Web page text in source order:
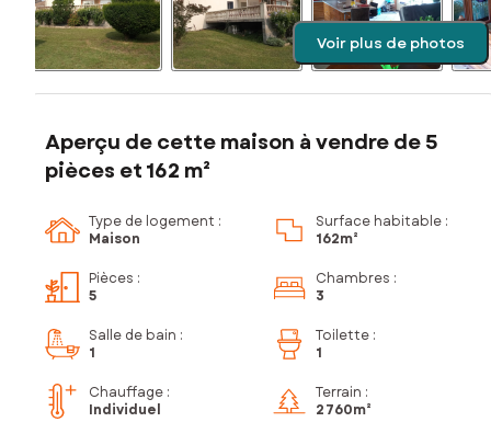
Voir plus de photos
Aperçu de cette maison à vendre de 5
pièces et 162 m²
Type de logement :
Maison
Surface habitable :
162m²
Pièces :
5
Chambres :
3
Salle de bain :
1
Toilette :
1
Chauffage :
Individuel
Terrain :
2 760m²